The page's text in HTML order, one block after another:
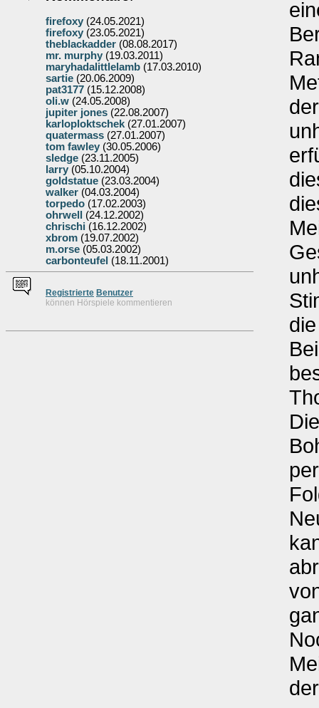
firefoxy (24.05.2021)
firefoxy (23.05.2021)
theblackadder (08.08.2017)
mr. murphy (19.03.2011)
maryhadalittlelamb (17.03.2010)
sartie (20.06.2009)
pat3177 (15.12.2008)
oli.w (24.05.2008)
jupiter jones (22.08.2007)
karloploktschek (27.01.2007)
quatermass (27.01.2007)
tom fawley (30.05.2006)
sledge (23.11.2005)
larry (05.10.2004)
goldstatue (23.03.2004)
walker (04.03.2004)
torpedo (17.02.2003)
ohrwell
(24.12.2002)
chrischi (16.12.2002)
xbrom (19.07.2002)
m.orse (05.03.2002)
carbonteufel (18.11.2001)
Registrierte Benutzer
können Hörspiele kommentieren